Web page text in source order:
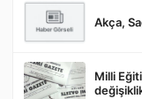
Gönder
Akça,
Milli